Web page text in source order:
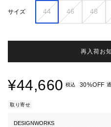
サイズ 44 46 48
再入荷お
¥44,660 税込 30%OFF
取り寄せ
DESIGNWORKS